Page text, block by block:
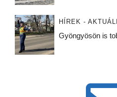
HÍREK -
Gyöngyösön is